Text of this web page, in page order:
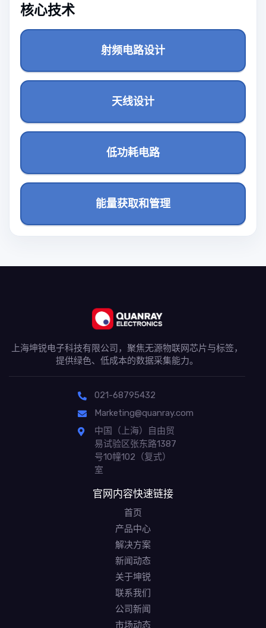
核心技术
射频电路设计
天线设计
低功耗电路
能量获取和管理
上海坤锐电子科技有限公司，聚焦无源物联网芯片与标签，
提供绿色、低成本的数据采集能力。
021-68795432
Marketing@quanray.com
中国（上海）自由贸
易试验区张东路1387
号10幢102（复式）
室
官网内容快速链接
首页
产品中心
解决方案
新闻动态
关于坤锐
联系我们
公司新闻
市场动态